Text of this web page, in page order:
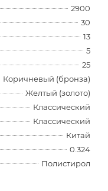
2900
30
13
5
25
Коричневый (бронза)
Желтый (золото)
Классический
Классический
Китай
0.324
Полистирол